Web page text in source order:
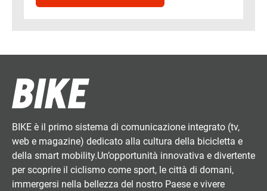
BIKE è il primo sistema di comunicazione integrato (tv,
web e magazine) dedicato alla cultura della bicicletta e
della smart mobility.Un’opportunità innovativa e divertente
per scoprire il ciclismo come sport, le città di domani,
immergersi nella bellezza del nostro Paese e vivere